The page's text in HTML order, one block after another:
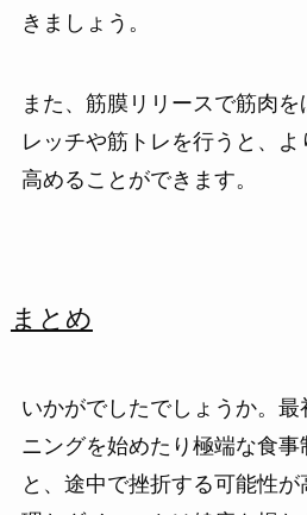
きましょう。
また、筋膜リリースで筋肉
レッチや筋トレを行うと、
高めることができます。
まとめ
いかがでしたでしょうか。
ニングを始めたり極端な食事
と、途中で挫折する可能性